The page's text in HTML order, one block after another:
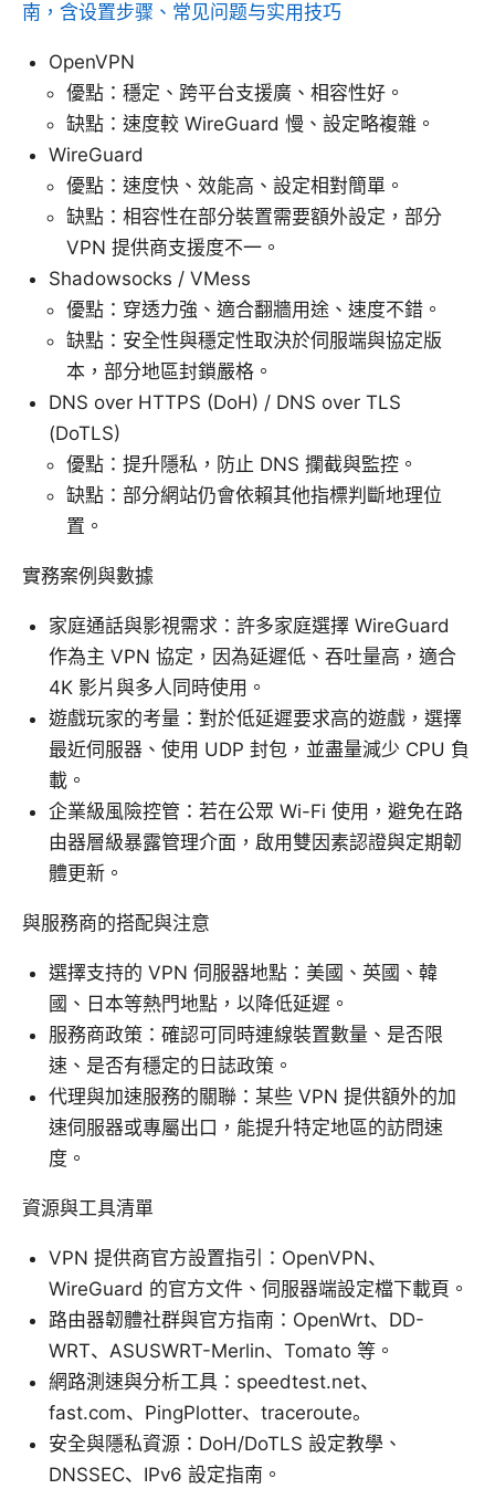
南，含设置步骤、常见问题与实用技巧
OpenVPN
優點：穩定、跨平台支援廣、相容性好。
缺點：速度較 WireGuard 慢、設定略複雜。
WireGuard
優點：速度快、效能高、設定相對簡單。
缺點：相容性在部分裝置需要額外設定，部分
VPN 提供商支援度不一。
Shadowsocks / VMess
優點：穿透力強、適合翻牆用途、速度不錯。
缺點：安全性與穩定性取決於伺服端與協定版
本，部分地區封鎖嚴格。
DNS over HTTPS (DoH) / DNS over TLS
(DoTLS)
優點：提升隱私，防止 DNS 攔截與監控。
缺點：部分網站仍會依賴其他指標判斷地理位
置。
實務案例與數據
家庭通話與影視需求：許多家庭選擇 WireGuard
作為主 VPN 協定，因為延遲低、吞吐量高，適合
4K 影片與多人同時使用。
遊戲玩家的考量：對於低延遲要求高的遊戲，選擇
最近伺服器、使用 UDP 封包，並盡量減少 CPU 負
載。
企業級風險控管：若在公眾 Wi-Fi 使用，避免在路
由器層級暴露管理介面，啟用雙因素認證與定期韌
體更新。
與服務商的搭配與注意
選擇支持的 VPN 伺服器地點：美國、英國、韓
國、日本等熱門地點，以降低延遲。
服務商政策：確認可同時連線裝置數量、是否限
速、是否有穩定的日誌政策。
代理與加速服務的關聯：某些 VPN 提供額外的加
速伺服器或專屬出口，能提升特定地區的訪問速
度。
資源與工具清單
VPN 提供商官方設置指引：OpenVPN、
WireGuard 的官方文件、伺服器端設定檔下載頁。
路由器韌體社群與官方指南：OpenWrt、DD-
WRT、ASUSWRT-Merlin、Tomato 等。
網路測速與分析工具：speedtest.net、
fast.com、PingPlotter、traceroute。
安全與隱私資源：DoH/DoTLS 設定教學、
DNSSEC、IPv6 設定指南。